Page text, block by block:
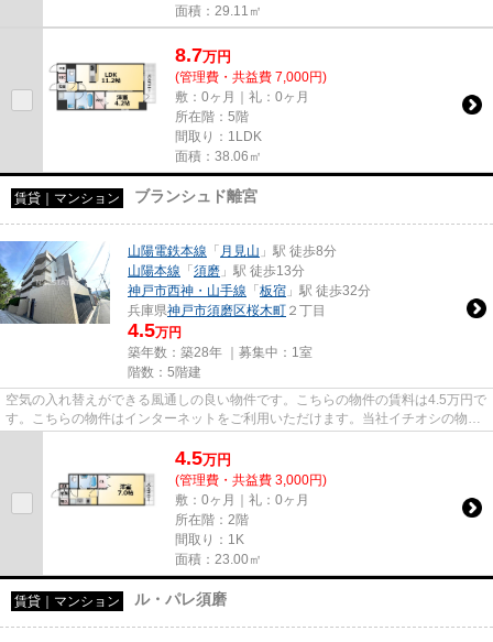
面積：29.11㎡
8.7万円
(管理費・共益費 7,000円)
敷：0ヶ月｜礼：0ヶ月
所在階：5階
間取り：1LDK
面積：38.06㎡
賃貸｜マンション ブランシュド離宮
山陽電鉄本線 「 月見山 」駅 徒歩8分
山陽本線 「 須磨 」駅 徒歩13分
神戸市西神・山手線 「 板宿 」駅 徒歩32分
兵庫県神戸市須磨区桜木町 ２丁目
4.5万円
築年数：築28年 ｜募集中： 1室
階数：5階建
空気の入れ替えができる風通しの良い物件です。こちらの物件の賃料は4.5万円で
す。こちらの物件はインターネットをご利用いただけます。当社イチオシの物件
4.5万円
(管理費・共益費 3,000円)
敷：0ヶ月｜礼：0ヶ月
所在階：2階
間取り：1K
面積：23.00㎡
賃貸｜マンション ル・パレ須磨